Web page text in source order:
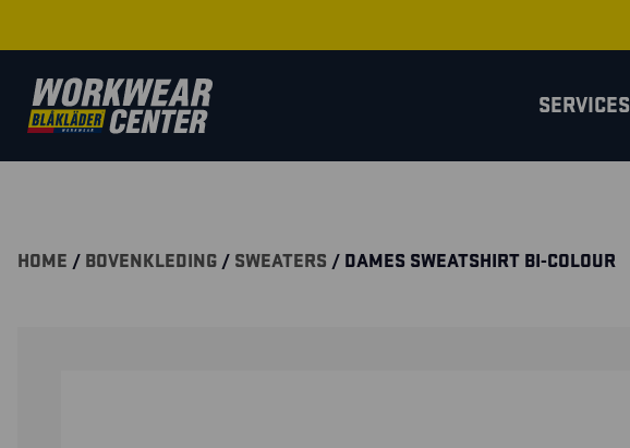
SERVICES
HOME / BOVENKLEDING / SWEATERS / DAMES SWEATSHIRT BI-COLOUR